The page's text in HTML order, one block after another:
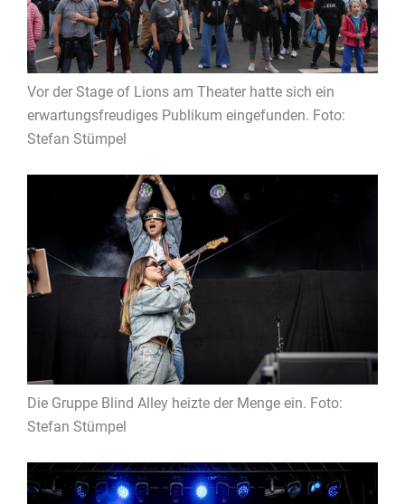
Vor der Stage of Lions am Theater hatte sich ein
erwartungsfreudiges Publikum eingefunden. Foto:
Stefan Stümpel
Die Gruppe Blind Alley heizte der Menge ein. Foto:
Stefan Stümpel